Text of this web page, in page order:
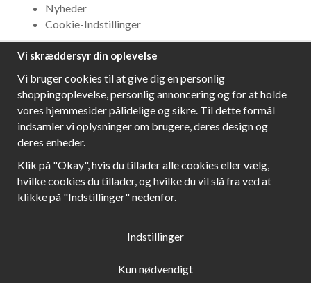
Nyheder
Cookie-Indstillinger
NYHEDSBREV
Få bedste tilbud og\r spændende nye produkter!
Vi skræddersyr din oplevelse
Vi bruger cookies til at give dig en personlig
shoppingoplevelse, personlig annoncering og for at holde
vores hjemmesider pålidelige og sikre. Til dette formål
indsamler vi oplysninger om brugere, deres design og
deres enheder.
Klik på "Okay", hvis du tillader alle cookies eller vælg,
hvilke cookies du tillader, og hvilke du vil slå fra ved at
klikke på "Indstillinger" nedenfor.
Indstillinger
Kun nødvendigt